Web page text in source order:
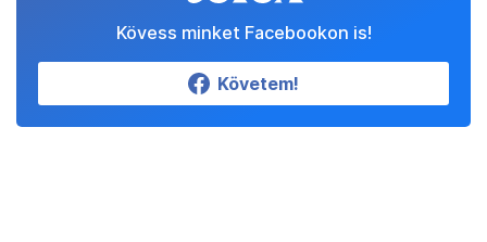
Kövess minket Facebookon is!
Követem!